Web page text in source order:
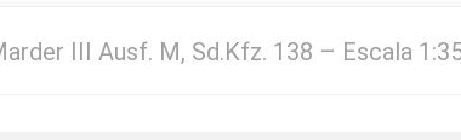
III Ausf. M, Sd.Kfz. 138 – Escala